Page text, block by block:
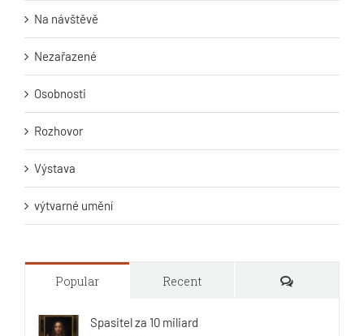
Na návštěvě
Nezařazené
Osobnosti
Rozhovor
Výstava
výtvarné umění
Popular Recent Comments
Spasitel za 10 miliard